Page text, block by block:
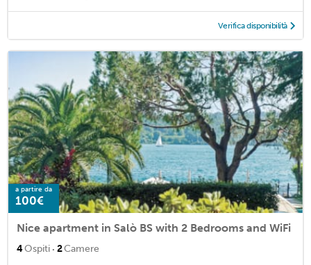
Verifica disponibilità
a partire da
100€
Nice apartment in Salò BS with 2 Bedrooms and WiFi
4Ospiti · 2Camere